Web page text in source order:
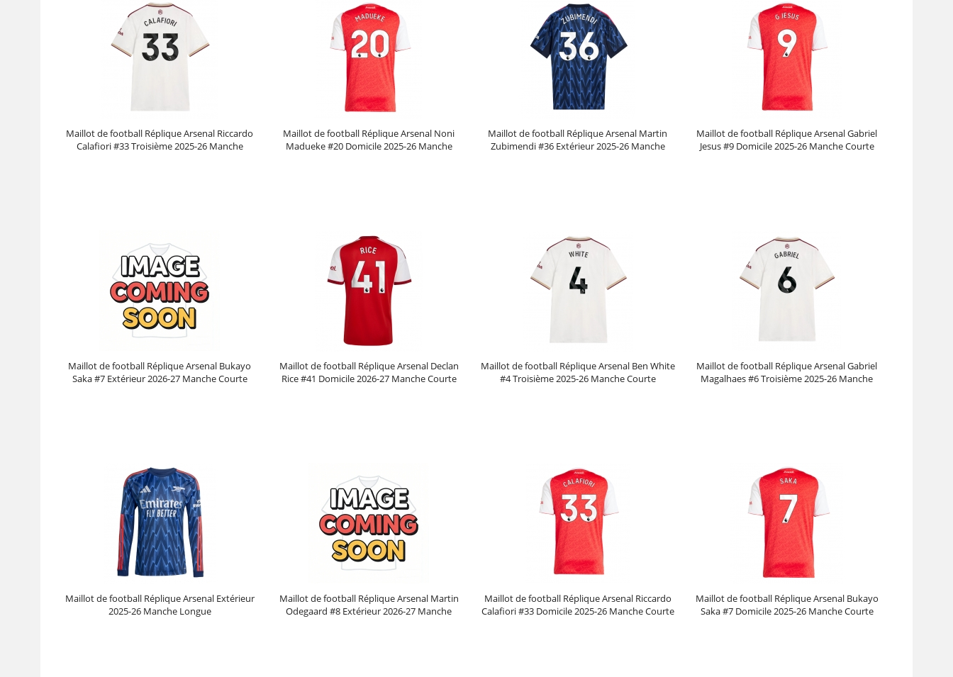
Maillot de football Réplique Arsenal Riccardo
Calafiori #33 Troisième 2025-26 Manche
Maillot de football Réplique Arsenal Noni
Madueke #20 Domicile 2025-26 Manche
Maillot de football Réplique Arsenal Martin
Zubimendi #36 Extérieur 2025-26 Manche
Maillot de football Réplique Arsenal Gabriel
Jesus #9 Domicile 2025-26 Manche Courte
Maillot de football Réplique Arsenal Bukayo
Saka #7 Extérieur 2026-27 Manche Courte
Maillot de football Réplique Arsenal Declan
Rice #41 Domicile 2026-27 Manche Courte
Maillot de football Réplique Arsenal Ben White
#4 Troisième 2025-26 Manche Courte
Maillot de football Réplique Arsenal Gabriel
Magalhaes #6 Troisième 2025-26 Manche
Maillot de football Réplique Arsenal Extérieur
2025-26 Manche Longue
Maillot de football Réplique Arsenal Martin
Odegaard #8 Extérieur 2026-27 Manche
Maillot de football Réplique Arsenal Riccardo
Calafiori #33 Domicile 2025-26 Manche Courte
Maillot de football Réplique Arsenal Bukayo
Saka #7 Domicile 2025-26 Manche Courte